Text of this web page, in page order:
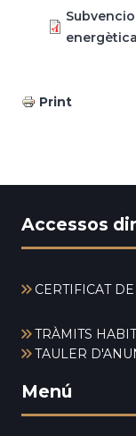
Print
Accessos
CERTIFICAT
TRÀMITS
TAULER
Menú